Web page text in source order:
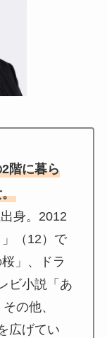
階に暮ら
身。2012
（12）で
」、ドラ
ビ小説「あ
の他、
広げてい